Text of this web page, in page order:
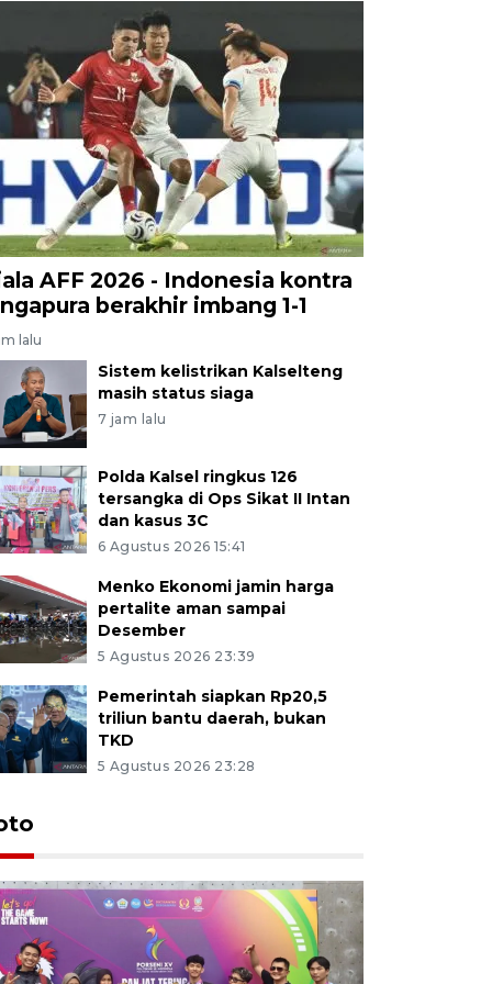
AFF 2026 - Indonesia kontra
berakhir imbang 1-1
lalu
Sistem kelistrikan Kalselteng
masih status siaga
7 jam lalu
Polda Kalsel ringkus 126
tersangka di Ops Sikat II Intan
dan kasus 3C
6 Agustus 2026 15:41
Menko Ekonomi jamin harga
pertalite aman sampai
Desember
5 Agustus 2026 23:39
Pemerintah siapkan Rp20,5
triliun bantu daerah, bukan
TKD
5 Agustus 2026 23:28